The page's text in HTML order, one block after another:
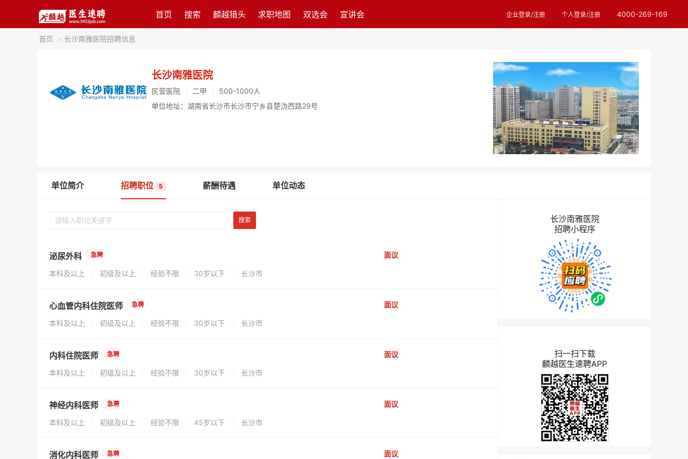
首页 搜索 麟越猎头 求职地图 双选会 宣讲会 企业登录/注册 个人登录/注册 4000-269-169
首页 > 长沙南雅医院招聘信息
长沙南雅医院
民营医院 二甲
500-1000人
单位地址：湖南省长沙市长沙市宁乡县楚沩西路29号
单位简介 招聘职位 5 薪酬待遇 单位动态
泌尿外科 急聘 面议
本科及以上 初级及以上 经验不限 30岁以下 长沙市
心血管内科住院医师 急聘 面议
本科及以上 初级及以上 经验不限 30岁以下 长沙市
内科住院医师 急聘 面议
本科及以上 初级及以上 经验不限 30岁以下 长沙市
神经内科医师 急聘 面议
本科及以上 初级及以上 经验不限 45岁以下 长沙市
消化内科医师 急聘 面议
长沙南雅医院
招聘小程序
扫一扫下载
麟越医生速聘APP